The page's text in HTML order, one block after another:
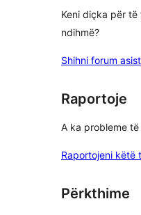
Keni diçka për
ndihmë?
Shihni forum
Raportoje
A ka probleme
Raportojeni këtë
Përkthime